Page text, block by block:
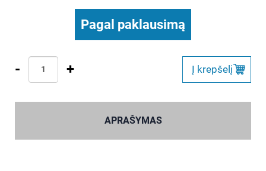
Pagal paklausimą
- + Į krepšelį
APRAŠYMAS